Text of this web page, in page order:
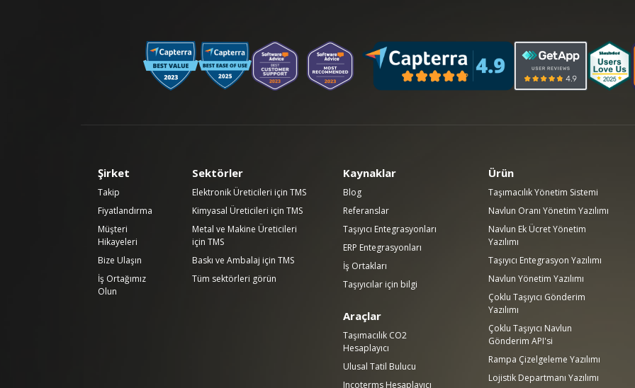
Şirket
Takip
Fiyatlandırma
Müşteri
Hikayeleri
Bize Ulaşın
İş Ortağımız
Olun
Sektörler
Elektronik Üreticileri için TMS
Kimyasal Üreticileri için TMS
Metal ve Makine Üreticileri
için TMS
Baskı ve Ambalaj için TMS
Tüm sektörleri görün
Kaynaklar
Blog
Referanslar
Taşıyıcı Entegrasyonları
ERP Entegrasyonları
İş Ortakları
Taşıyıcılar için bilgi
Araçlar
Taşımacılık CO2
Hesaplayıcı
Ulusal Tatil Bulucu
Incoterms Hesaplayıcı
Ürün
Taşımacılık Yönetim Sistemi
Navlun Oranı Yönetim Yazılımı
Navlun Ek Ücret Yönetim
Yazılımı
Taşıyıcı Entegrasyon Yazılımı
Navlun Yönetim Yazılımı
Çoklu Taşıyıcı Gönderim
Yazılımı
Çoklu Taşıyıcı Navlun
Gönderim API'si
Rampa Çizelgeleme Yazılımı
Lojistik Departmanı Yazılımı